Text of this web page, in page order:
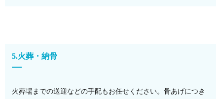
5.火葬・納骨
火葬場までの送迎などの手配もお任せください。骨あげにつき